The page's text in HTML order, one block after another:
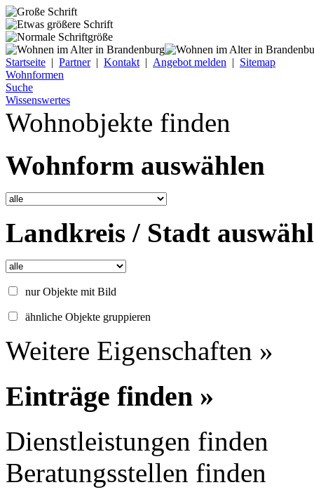
Startseite | Partner| Kontakt | Angebot melden | Sitemap
Wohnformen
Suche
Wissenswertes
Wohnobjekte finden
Wohnform auswählen
Landkreis / Stadt
nur Objekte mit Bild
ähnliche Objekte gruppieren
Weitere Eigenschaften »
Einträge finden »
Dienstleistungen finden
Beratungsstellen finden